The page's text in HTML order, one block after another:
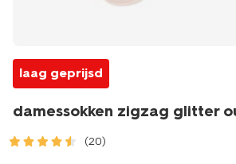
laag geprijsd
damessokken zigzag glitter
(20)